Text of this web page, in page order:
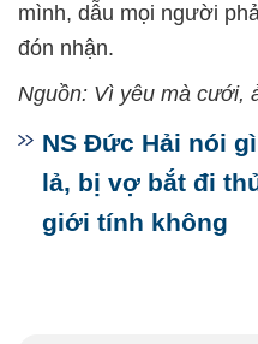
mình, dẫu mọi người
đón nhận.
Nguồn: Vì yêu mà cưới,
NS Đức Hải nói
lả, bị vợ bắt đi
giới tính không